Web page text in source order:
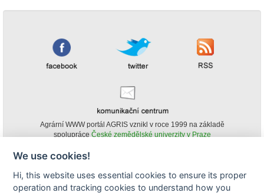
Agrární WWW portál AGRIS vznikl v roce 1999 na základě
spolupráce České zemědělské univerzity v Praze
obsahu agrárního WWW portálu AGRIS je možné
(pokud není uvedeno jinak) pouze za podmínky uvedení zdroje v podobě
We use cookies!
Hi, this website uses essential cookies to ensure its proper
operation and tracking cookies to understand how you